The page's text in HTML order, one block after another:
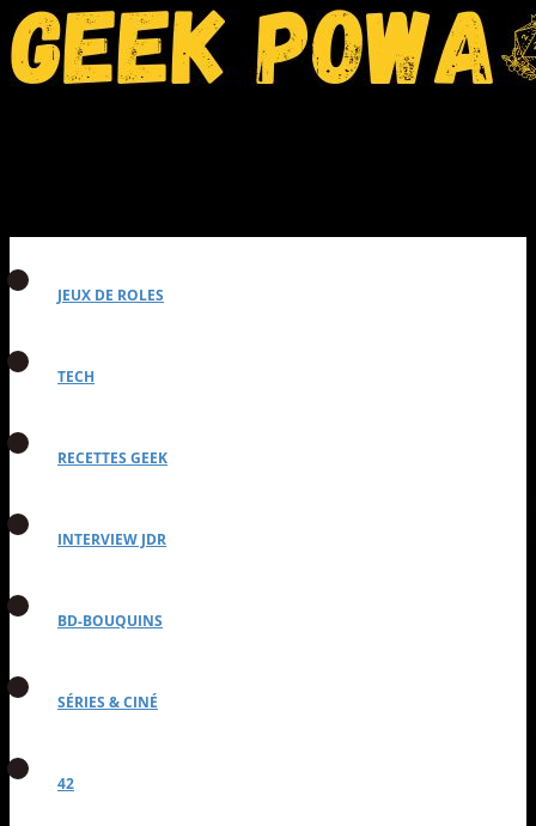
JEUX DE ROLES
TECH
RECETTES GEEK
INTERVIEW JDR
BD-BOUQUINS
SÉRIES & CINÉ
42